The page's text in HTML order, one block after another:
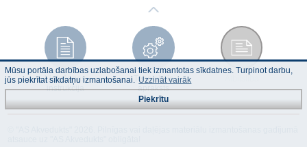
Lietošanas
instrukcija
Tehniskais
apraksts
Mūsu portāla darbības uzlabošanai tiek izmantotas sīkdatnes. Turpinot darbu,
jūs piekrītat sīkdatņu izmantošanai. Uzzināt vairāk
Piekrītu